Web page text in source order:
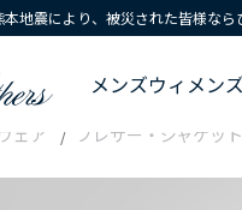
地震により、被災された皆様な
メンズウィメン
ウェア ブレザー・ジャケッ